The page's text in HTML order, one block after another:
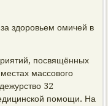
здоровьем омичей в
посвящённых
массового
32
помощи. На